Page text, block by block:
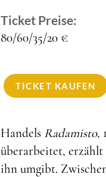
Ticket Preise:
80/60/35/20 €
TICKET KAUFEN
Handels Radamisto,
überarbeitet, erzählt
ihn umgibt.